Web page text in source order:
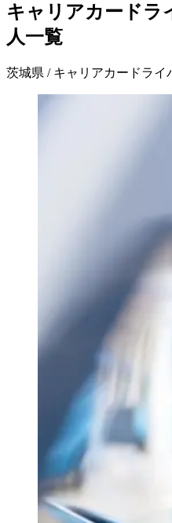
キャリアカードラ
人一覧
茨城県 / キャリアカードライ